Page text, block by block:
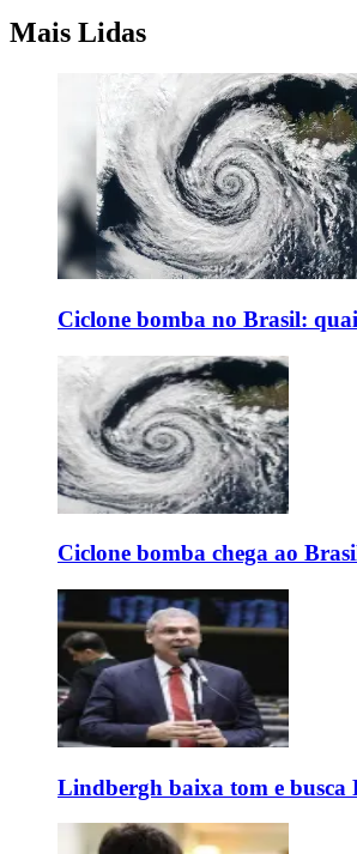
Mais Lidas
Ciclone bomba no Brasil:
Ciclone bomba chega ao
Lindbergh baixa tom e busca